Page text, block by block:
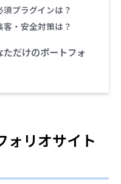
プラグインは？
・安全対策は？
だけのポートフォ
ォリオサイト